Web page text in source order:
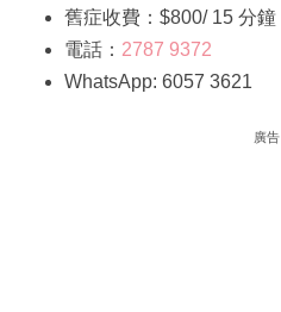
舊症收費：$800/ 15 分鐘
電話： 2787 9372
WhatsApp: 6057 3621
廣告